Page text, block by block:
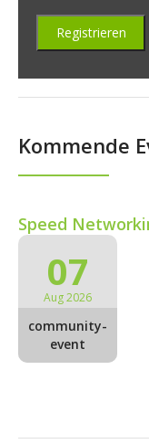
Kommende
Speed
07
Aug 2026
community-
event